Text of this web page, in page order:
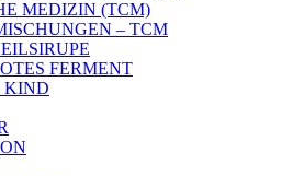
MEDIZIN (TCM)
– TCM
FERMENT
KIND